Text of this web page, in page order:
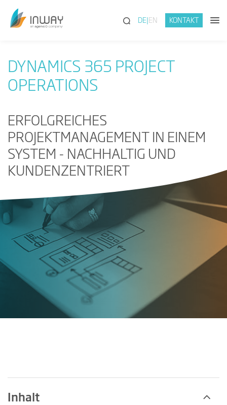
(SUCHE)
DE EN KONTAKT
DYNAMICS 365 PROJECT
OPERATIONS
ERFOLGREICHES
PROJEKTMANAGEMENT IN EINEM
SYSTEM - NACHHALTIG UND
KUNDENZENTRIERT
Inhalt